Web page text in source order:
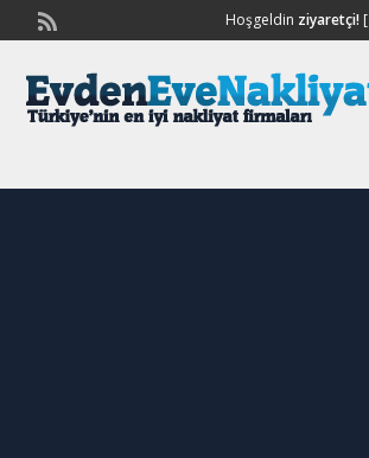
Hoşgeldin ziyaretçi![